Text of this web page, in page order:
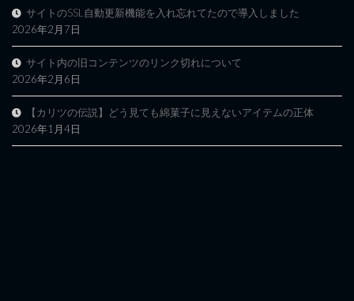
サイトのSSL自動更新機能を入れ忘れてたので導入しました
2026年2月7日
サイト内の旧コンテンツのリンク切れについて
2026年2月6日
【カリツの伝説】どう見ても綿菓子に見えないアイテムの正体
2026年1月4日